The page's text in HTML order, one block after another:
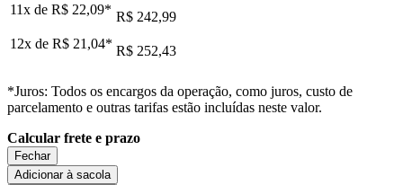
11x de R$ 22,09* R$ 242,99
12x de R$ 21,04* R$ 252,43
*Juros: Todos os encargos da operação, como juros, custo de
parcelamento e outras tarifas estão incluídas neste valor.
Calcular frete e prazo
Fechar
Adicionar à sacola